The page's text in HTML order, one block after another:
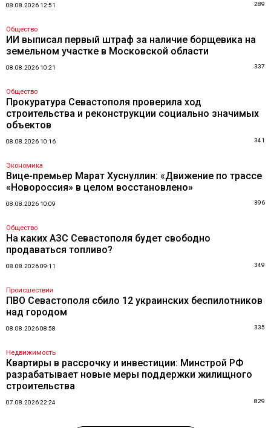
08.08.2026 12:51 289
Общество
ИИ выписал первый штраф за наличие борщевика на
земельном участке в Московской области
08.08.2026 10:21 337
Общество
Прокуратура Севастополя проверила ход
строительства и реконструкции социально значимых
объектов
08.08.2026 10:16 341
Экономика
Вице-премьер Марат Хуснуллин: «Движение по трассе
«Новороссия» в целом восстановлено»
08.08.2026 10:09 396
Общество
На каких АЗС Севастополя будет свободно
продаваться топливо?
08.08.2026 09:11 349
Происшествия
ПВО Севастополя сбило 12 украинских беспилотников
над городом
08.08.2026 08:58 335
Недвижимость
Квартиры в рассрочку и инвестиции: Минстрой РФ
разрабатывает новые меры поддержки жилищного
строительства
07.08.2026 22:24 829